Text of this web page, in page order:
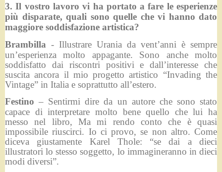
3. Il vostro lavoro vi ha portato a fare le esperienze
più disparate, quali sono quelle che vi hanno dato
maggiore soddisfazione artistica?
Brambilla - Illustrare Urania da vent’anni è sempre
un’esperienza molto appagante. Sono anche molto
soddisfatto dai riscontri positivi e dall’interesse che
suscita ancora il mio progetto artistico “Invading the
Vintage” in Italia e soprattutto all’estero.
Festino – Sentirmi dire da un autore che sono stato
capace di interpretare molto bene quello che lui ha
messo nel libro, Ma mi rendo conto che è quasi
impossibile riuscirci. Io ci provo, se non altro. Come
diceva giustamente Karel Thole: “se dai a dieci
illustratori lo stesso soggetto, lo immagineranno in dieci
modi diversi”.